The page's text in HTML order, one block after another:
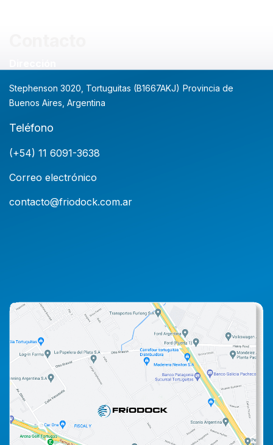
Stephenson 3020, Tortuguitas (B1667AKJ) Provincia de
Buenos Aires, Argentina
Teléfono
(+54) 11 6091-3638
Correo electrónico
contacto@friodock.com.ar